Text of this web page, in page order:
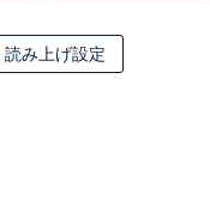
読み上げ設定